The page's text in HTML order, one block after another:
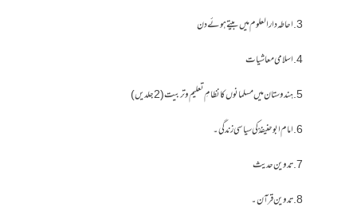
احاطہ دار العلوم میں بیتے ہوئے دن
اسلامی معاشیات
ہندوستان میں مسلمانوں کا نظامِ تعلیم و تربیت (2 جلدیں)
اما م ابو حنیفہؒ کی سیاسی زندگی۔
تدوین حدیث
تدوین قرآن۔